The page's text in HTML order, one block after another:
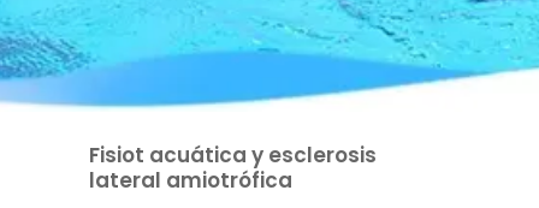
Fisiot acuática y esclerosis
lateral amiotrófica